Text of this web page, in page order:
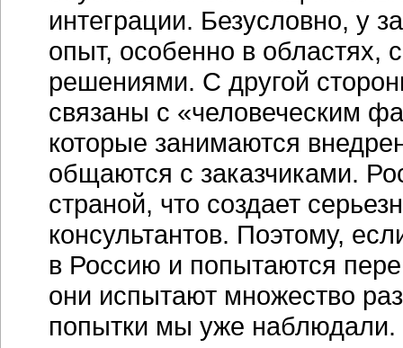
интеграции. Безусловно, у
опыт, особенно в областях,
решениями. С другой
связаны с «человеческим
которые занимаются
общаются с заказчиками.
страной, что создает
консультантов. Поэтому,
в Россию и попытаются
они испытают множество
попытки мы уже наблюдали.